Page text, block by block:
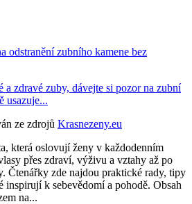
odstranění zubního kamene bez
a zdravé zuby, dávejte si pozor na zubní
usazuje...
ze zdrojů Krasnezeny.eu
která oslovují ženy v každodenním
přes zdraví, výživu a vztahy až po
Čtenářky zde najdou praktické rady, tipy
inspirují k sebevědomí a pohodě. Obsah
na...